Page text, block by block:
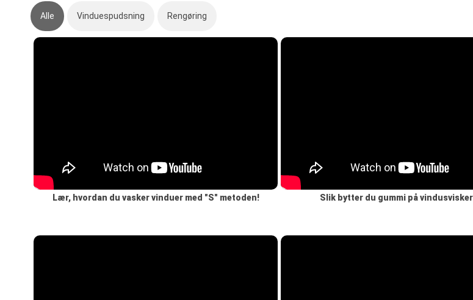
Alle Vinduespudsning Rengøring
Lær, hvordan du vasker vinduer med "S" metoden! Slik bytter du gummi på